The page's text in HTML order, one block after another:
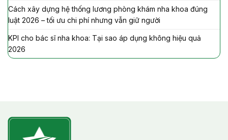
Cách xây dựng hệ thống lương phòng khám nha khoa đúng
luật 2026 – tối ưu chi phí nhưng vẫn giữ người
KPI cho bác sĩ nha khoa: Tại sao áp dụng không hiệu quả
2026